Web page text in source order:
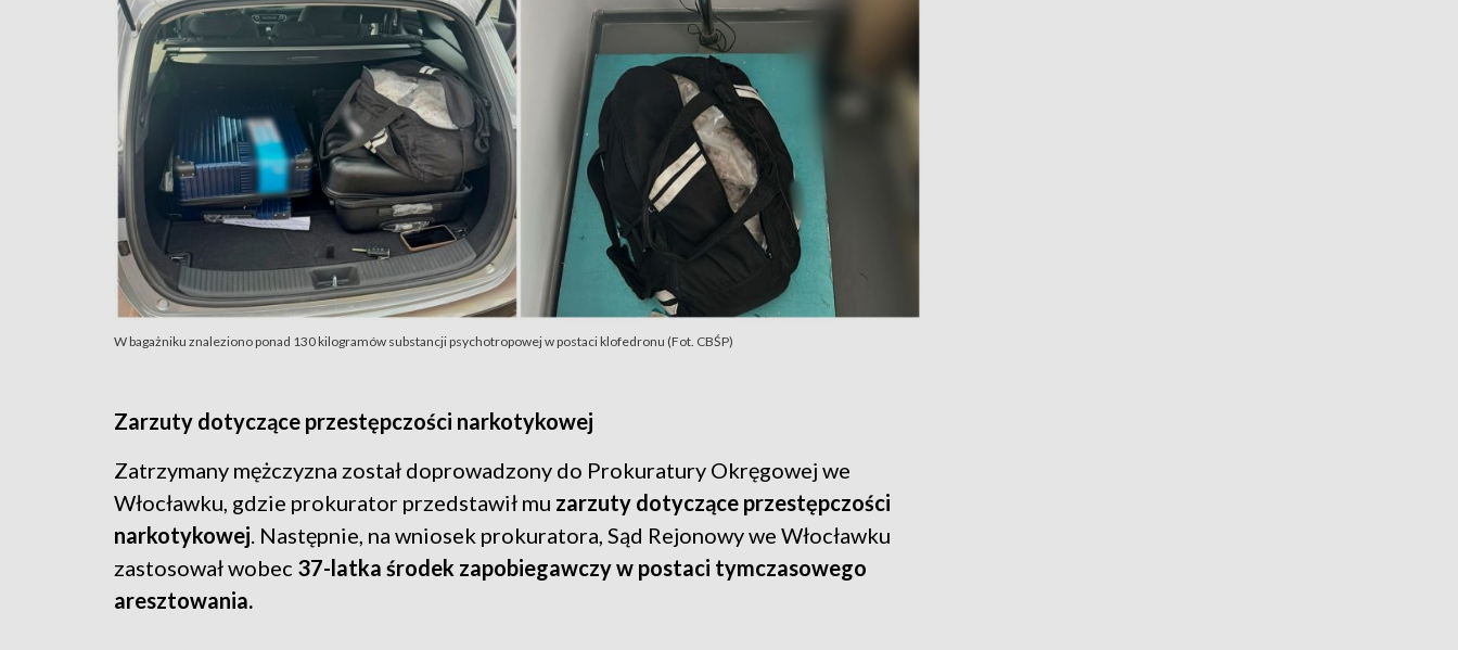
W bagażniku znaleziono ponad 130 kilogramów substancji psychotropowej w postaci klofedronu (Fot. CBŚP)
Zarzuty dotyczące przestępczości narkotykowej
Zatrzymany mężczyzna został doprowadzony do Prokuratury Okręgowej we
Włocławku, gdzie prokurator przedstawił mu zarzuty dotyczące przestępczości
narkotykowej. Następnie, na wniosek prokuratora, Sąd Rejonowy we Włocławku
zastosował wobec 37-latka środek zapobiegawczy w postaci tymczasowego
aresztowania.